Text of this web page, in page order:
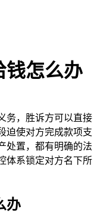
钱怎么办
务，胜诉方可以直接
迫使对方完成款项支
处置，都有明确的法
体系锁定对方名下所
办